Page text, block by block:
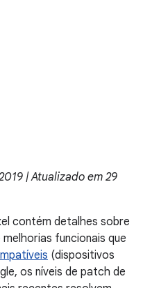
| Atualizado em 29
contém detalhes sobre
funcionais que
(dispositivos
os níveis de patch de